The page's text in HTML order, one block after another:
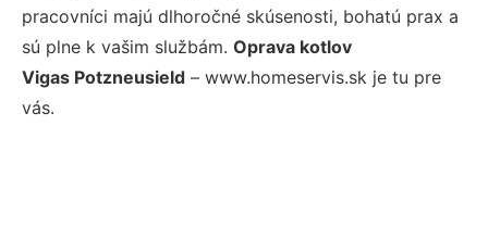
pracovníci majú dlhoročné skúsenosti, bohatú prax a
sú plne k vašim službám. Oprava kotlov
Vigas Potzneusield – www.homeservis.sk je tu pre
vás.